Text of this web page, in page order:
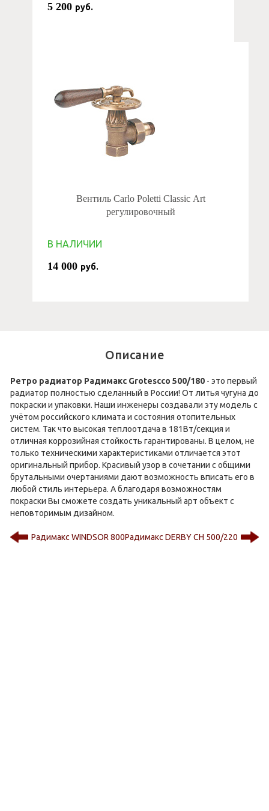
5 200 руб.
Вентиль Carlo Poletti Classic Art
регулировочный
В НАЛИЧИИ
14 000 руб.
Описание
Ретро радиатор Радимакс Grotescco 500/180 - это первый
радиатор полностью сделанный в России! От литья чугуна до
покраски и упаковки. Наши инженеры создавали эту модель с
учётом российского климата и состояния отопительных
систем. Так что высокая теплоотдача в 181Вт/секция и
отличная коррозийная стойкость гарантированы. В целом, не
только техническими характеристиками отличается этот
оригинальный прибор. Красивый узор в сочетании с общими
брутальными очертаниями дают возможность вписать его в
любой стиль интерьера. А благодаря возможностям
покраски Вы сможете создать уникальный арт объект с
неповторимым дизайном.
Радимакс WINDSOR 800Радимакс DERBY CH 500/220